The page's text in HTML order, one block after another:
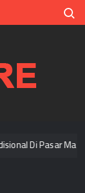
Di Pasar